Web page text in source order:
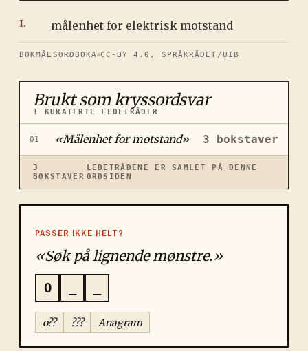
målenhet for elektrisk motstand
BOKMÅLSORDBOKA CC-BY 4.0, SPRÅKRÅDET/UIB
Brukt som kryssordsvar
1 KURATERTE LEDETRÅDER
01 «Målenhet for motstand» 3 bokstaver
3
BOKSTAVER
LEDETRÅDENE ER SAMLET PÅ DENNE
ORDSIDEN
PASSER IKKE HELT?
«Søk på lignende mønstre.»
O
o?? ??? Anagram